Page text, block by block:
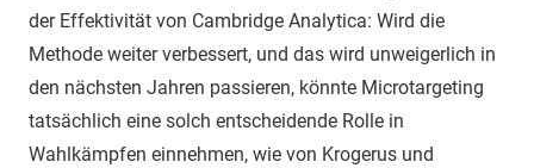
der Effektivität von Cambridge Analytica: Wird die
Methode weiter verbessert, und das wird unweigerlich in
den nächsten Jahren passieren, könnte Microtargeting
tatsächlich eine solch entscheidende Rolle in
Wahlkämpfen einnehmen, wie von Krogerus und